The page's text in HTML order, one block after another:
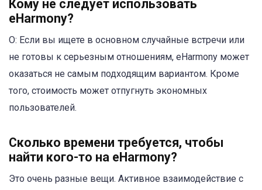
Кому не следует использовать
eHarmony?
О: Если вы ищете в основном случайные встречи или
не готовы к серьезным отношениям, eHarmony может
оказаться не самым подходящим вариантом. Кроме
того, стоимость может отпугнуть экономных
пользователей.
Сколько времени требуется, чтобы
найти кого-то на eHarmony?
Это очень разные вещи. Активное взаимодействие с